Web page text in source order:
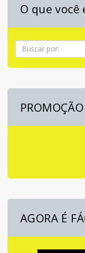
O que
Pesquisa
AGORA É